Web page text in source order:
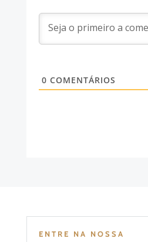
0 COMENTÁRIOS
ENTRE NA NOSSA